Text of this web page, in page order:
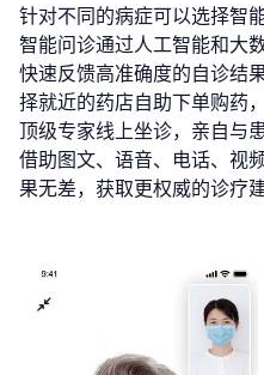
针对不同的病症可以选择智
智能问诊通过人工智能和大
快速反馈高准确度的自诊结
择就近的药店自助下单购药
顶级专家线上坐诊，亲自与
借助图文、语音、电话、视
果无差，获取更权威的诊疗建